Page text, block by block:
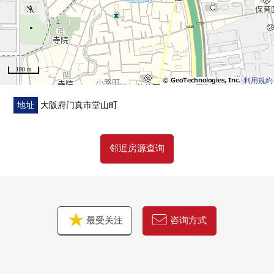
利用規約
100 m
地址 大阪府门真市堂山町
邻近房源查询
最受关注 咨询方式